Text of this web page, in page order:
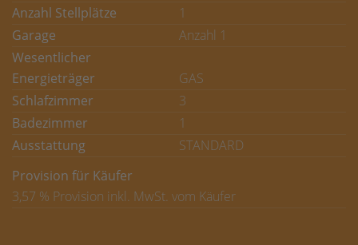
Anzahl Stellplätze
1
Garage
Anzahl 1
Wesentlicher
Energieträger
GAS
Schlafzimmer
3
Badezimmer
1
Ausstattung
STANDARD
Provision für Käufer
3,57 % Provision inkl. MwSt. vom Käufer